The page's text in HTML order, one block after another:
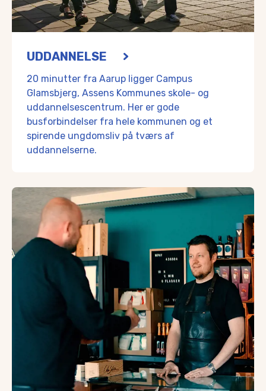
UDDANNELSE
20 minutter fra Aarup ligger Campus
Glamsbjerg, Assens Kommunes skole- og
uddannelsescentrum. Her er gode
busforbindelser fra hele kommunen og et
spirende ungdomsliv på tværs af
uddannelserne.